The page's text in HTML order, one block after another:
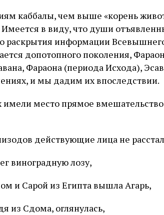
каббалы, чем выше «корень
Имеется в виду, что души
раскрытия информации
допотопного поколения,
Фараона (периода Исхода),
и мы дадим их впоследствии.
имели место прямое
действующие лица не
виноградную лозу,
и Сарой из Египта вышла Агарь,
из Сдома, оглянулась,